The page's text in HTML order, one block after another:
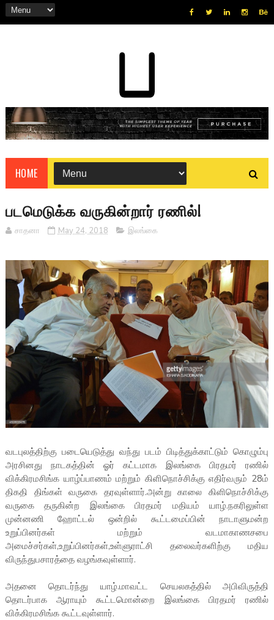
HOME
படமெடுக்க வருகின்றார் ரணில்!
சாதனா May 24, 2018 இலங்கை
வடபுலத்திற்கு படையெடுத்து வந்து படம் பிடித்துக்காட்டும் கொழும்பு
அரசினது நாடகத்தின் ஓர் கட்டமாக இலங்கை பிரதமர் ரணில்
விக்கிரமசிங்க யாழ்ப்பாணம் மற்றும் கிளிநொச்சிக்கு எதிர்வரும் 28ம்
திகதி திங்கள் வருகை தரவுள்ளார்.அன்று காலை கிளிநொச்சிக்கு
வருகை தருகின்ற இலங்கை பிரதமர் மதியம் யாழ்.நகரிலுள்ள
முன்னணி ஹோட்டல் ஒன்றில் கூட்டமைப்பின் நாடாளுமன்ற
உறுப்பினர்கள் மற்றும் வடமாகாணசபை
அமைச்சர்கள்,உறுப்பினர்கள்,உள்ளுராட்சி தலைவர்களிற்கு மதிய
விருந்துபசாரத்தை வழங்கவுள்ளார்.
அதனை தொடர்ந்து யாழ்.மாவட்ட செயலகத்தில் அபிவிருத்தி
தொடர்பாக ஆராயும் கூட்டமொன்றை இலங்கை பிரதமர் ரணில்
விக்கிரமசிங்க கூட்டவுள்ளார்.